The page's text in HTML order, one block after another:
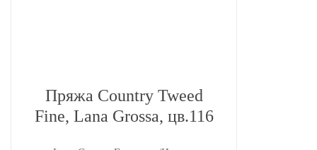
Пряжа Country Tweed
Fine, Lana Grossa, цв.116